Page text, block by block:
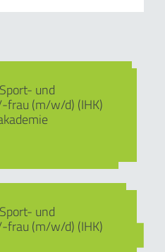
und
frau (m/w/d) (IHK)
und
frau (m/w/d) (IHK)